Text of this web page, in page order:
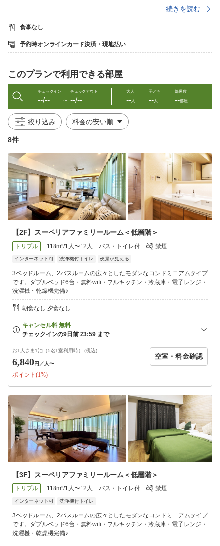
また無料ＷｉＦｉや無料駐車場など宿泊にあると利便性がある設
周辺施設には、スターバックスやファーストフード店も建ち並ん
でいるので朝食やランチの利用にもおすすめです。
那覇や北谷、北部などのアクセスにも良好で拠点にも便利
更に当館は非対面チェックインを導入しており安心安全にご宿泊
頂けます。
是非皆様のご来館お待ちしております。
【周辺観光】
沖縄コンベンションセンター 車で約5分
スターバックス 徒歩1分
サンエー浦添西パルコシティー 車で約10分
北谷デポアイランド 車で約20分
那覇国際通り 車で約25分
【チェックインの流れ】
当館は非対面チェックインを導入しており、下記手順にて入室の
ご案内をしております。
方法、ルーム情報をご案内。
②ご宿泊日の前日〜５日前までに、予約時に登録された携帯番号
へショートメッセージまたはメールアドレスにご連絡いたしま
す。
※前日までに案内メッセージが届かない場合、施設までご連絡を
お願い申し上げます。
※駐車場無料 １部屋につき１台駐車場完備。
せん。
※ご滞在中のお部屋清掃及びリネン類の交換はしておりません。
※上記内容ご了承の上、ご予約頂きますようお願い致します。
お問合せ
ＴＥＬ：０９８−９８９−３８８０
続きを読む
食事なし
予約時オンラインカード決済・現地払い
このプランで利用できる部屋
チェックイン
--/-- 〜
チェックアウト
--/--
大人
--人
子ども
--人
部屋数
--部屋
絞り込み
8件
【2F】スーペリアファミリールーム＜低層階＞
トリプル 118m²/1人〜12人 バス・トイレ付 禁煙
インターネット可 洗浄機付トイレ 夜景が見える
3ベッドルーム、2バスルームの広々としたモダンなコンドミニアムタイプ
です。ダブルベッド6台・無料wifi・フルキッチン・冷蔵庫・電子レンジ・
洗濯機・乾燥機完備♪
朝食なし 夕食なし
お1人さま1泊（5名1室利用時） (税込)
6,840円 ／人〜
ポイント(1%)
空室・料金確認
【3F】スーペリアファミリールーム＜低層階＞
トリプル 118m²/1人〜12人 バス・トイレ付 禁煙
インターネット可 洗浄機付トイレ
3ベッドルーム、2バスルームの広々としたモダンなコンドミニアムタイプ
です。ダブルベッド6台・無料wifi・フルキッチン・冷蔵庫・電子レンジ・
洗濯機・乾燥機完備♪